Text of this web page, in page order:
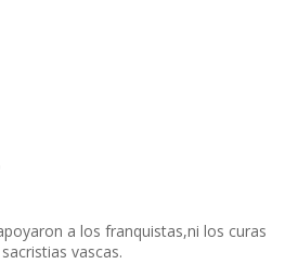
a los franquistas,ni los curas
vascas.